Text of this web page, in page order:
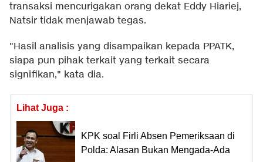
transaksi mencurigakan orang dekat Eddy Hiariej,
Natsir tidak menjawab tegas.
"Hasil analisis yang disampaikan kepada PPATK,
siapa pun pihak terkait yang terkait secara
signifikan," kata dia.
Lihat Juga :
KPK soal Firli Absen Pemeriksaan di
Polda: Alasan Bukan Mengada-Ada